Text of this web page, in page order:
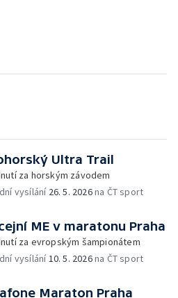
Ultra Trail
za horským závodem
vysílání 26. 5. 2026na ČT sport
ME v maratonu Praha
za evropským šampionátem
vysílání10. 5. 2026na ČT sport
Maraton Praha